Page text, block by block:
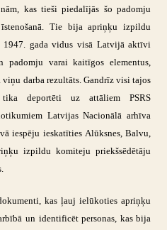
kas tieši piedalījās šo padomju
Tie bija apriņķu izpildu
1947. gada vidus visā Latvijā aktīvi
padomju varai kaitīgos elementus,
viņu darba rezultāts. Gandrīz visi tajos
deportēti uz attāliem PSRS
Latvijas Nacionālā arhīva
iespēju ieskatīties Alūksnes, Balvu,
izpildu komiteju priekšsēdētāju
kas ļauj ielūkoties apriņķu
un identificēt personas, kas bija